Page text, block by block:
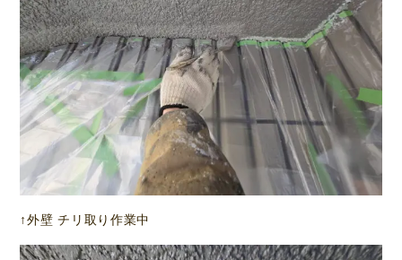
↑外壁 チリ取り作業中